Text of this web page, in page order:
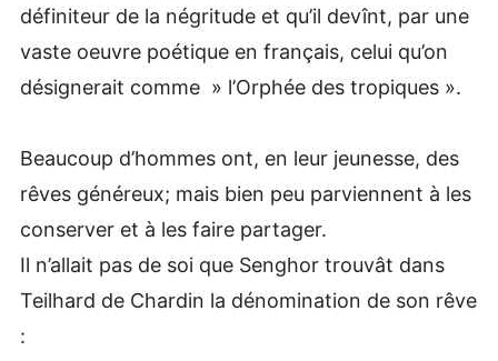
définiteur de la négritude et qu’il devînt, par une
vaste oeuvre poétique en français, celui qu’on
désignerait comme » l’Orphée des tropiques ».
Beaucoup d’hommes ont, en leur jeunesse, des
rêves généreux; mais bien peu parviennent à les
conserver et à les faire partager.
Il n’allait pas de soi que Senghor trouvât dans
Teilhard de Chardin la dénomination de son rêve
: